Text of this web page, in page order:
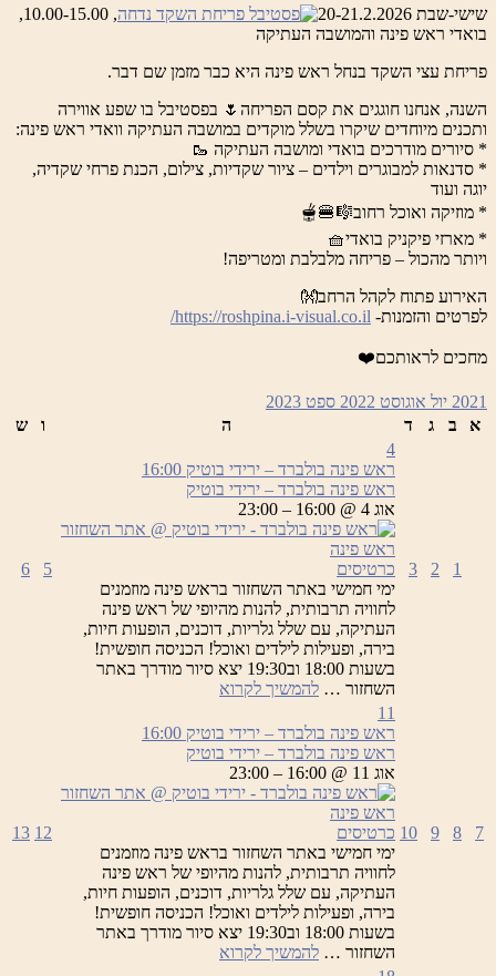
שישי-שבת 20-21.2.2026
, 10.00-15.00,
בואדי ראש פינה והמושבה העתיקה
פריחת עצי השקד בנחל ראש פינה היא כבר מזמן שם דבר.
השנה, אנחנו חוגגים את קסם הפריחה🌷 בפסטיבל בו שפע אווירה
ותכנים מיוחדים שיקרו בשלל מוקדים במושבה העתיקה וואדי ראש פינה:
* סיורים מודרכים בואדי ומושבה העתיקה 🥾
* סדנאות למבוגרים וילדים – ציור שקדיות, צילום, הכנת פרחי שקדיה,
יוגה ועוד
* מוזיקה ואוכל רחוב🎼🍔🫕
* מארזי פיקניק בואדי🧺
ויותר מהכול – פריחה מלבלבת ומטריפה!
האירוע פתוח לקהל הרחב👐
לפרטים והזמנות- https://roshpina.i-visual.co.il/
מחכים לראותכם❤️
2021 יול אוגוסט 2022 ספט 2023
א
ב ג ד ה ו ש
1
2
3
4
ראש פינה בולברד – ירידי בוטיק 16:00
ראש פינה בולברד – ירידי בוטיק
אוג 4 @ 16:00 – 23:00
כרטיסים
ימי חמישי באתר השחזור בראש פינה מוזמנים
לחוויה תרבותית, להנות מהיופי של ראש פינה
העתיקה, עם שלל גלריות, דוכנים, הופעות חיות,
בירה, ופעילות לילדים ואוכל! הכניסה חופשית!
בשעות 18:00 וב19:30 יצא סיור מודרך באתר
השחזור … להמשיך לקרוא
בולברד
–
ירידי
בוטיק
5
6
7
8
9
10
11
ראש פינה בולברד – ירידי בוטיק 16:00
ראש פינה בולברד – ירידי בוטיק
אוג 11 @ 16:00 – 23:00
כרטיסים
ימי חמישי באתר השחזור בראש פינה מוזמנים
לחוויה תרבותית, להנות מהיופי של ראש פינה
העתיקה, עם שלל גלריות, דוכנים, הופעות חיות,
בירה, ופעילות לילדים ואוכל! הכניסה חופשית!
בשעות 18:00 וב19:30 יצא סיור מודרך באתר
השחזור … להמשיך לקרוא
12
13